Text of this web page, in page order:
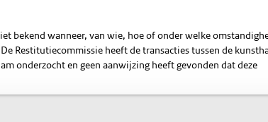
bekend wanneer, van wie, hoe of onder welke
Restitutiecommissie heeft de transacties tussen de
onderzocht en geen aanwijzing heeft gevonden dat deze